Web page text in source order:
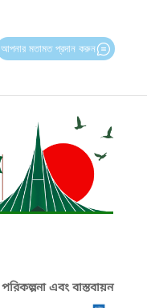
আপনার মতামত প্রদান করুন
পরিকল্পনা এবং বাস্তবায়ন